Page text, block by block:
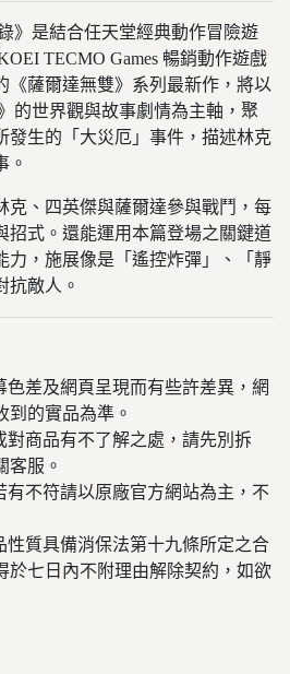
》是結合任天堂經典動作冒險遊
TECMO Games 暢銷動作遊戲
《薩爾達無雙》系列最新作，將以
的世界觀與故事劇情為主軸，聚
發生的「大災厄」事件，描述林克
。
克、四英傑與薩爾達參與戰鬥，每
招式。還能運用本篇登場之關鍵道
力，施展像是「遙控炸彈」、「靜
抗敵人。
差及網頁呈現而有些許差異，網
到的實品為準。
對商品有不了解之處，請先別拆
客服。
有不符請以原廠官方網站為主，不
性質具備消保法第十九條所定之合
於七日內不附理由解除契約，如欲